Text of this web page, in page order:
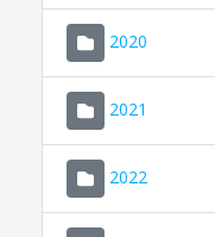
2020
2021
2022